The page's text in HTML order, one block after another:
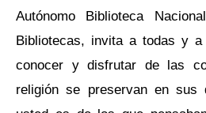
Autónomo Biblioteca
Bibliotecas, invita a todas y
conocer y disfrutar de las
religión se preservan en sus